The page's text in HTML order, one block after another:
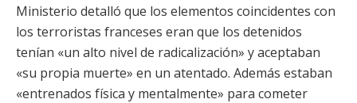
Ministerio detalló que los elementos coincidentes con
los terroristas franceses eran que los detenidos
tenían «un alto nivel de radicalización» y aceptaban
«su propia muerte» en un atentado. Además estaban
«entrenados física y mentalmente» para cometer